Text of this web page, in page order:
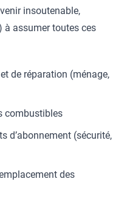
insoutenable,
à assumer toutes ces
de réparation (ménage,
combustibles
d’abonnement (sécurité,
des